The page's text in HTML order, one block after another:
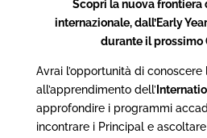
Scopri la nuova frontiera
internazionale, dall’Early
durante il prossimo
Avrai l’opportunità di conoscere
all’apprendimento dell’
approfondire i programmi
incontrare i Principal e